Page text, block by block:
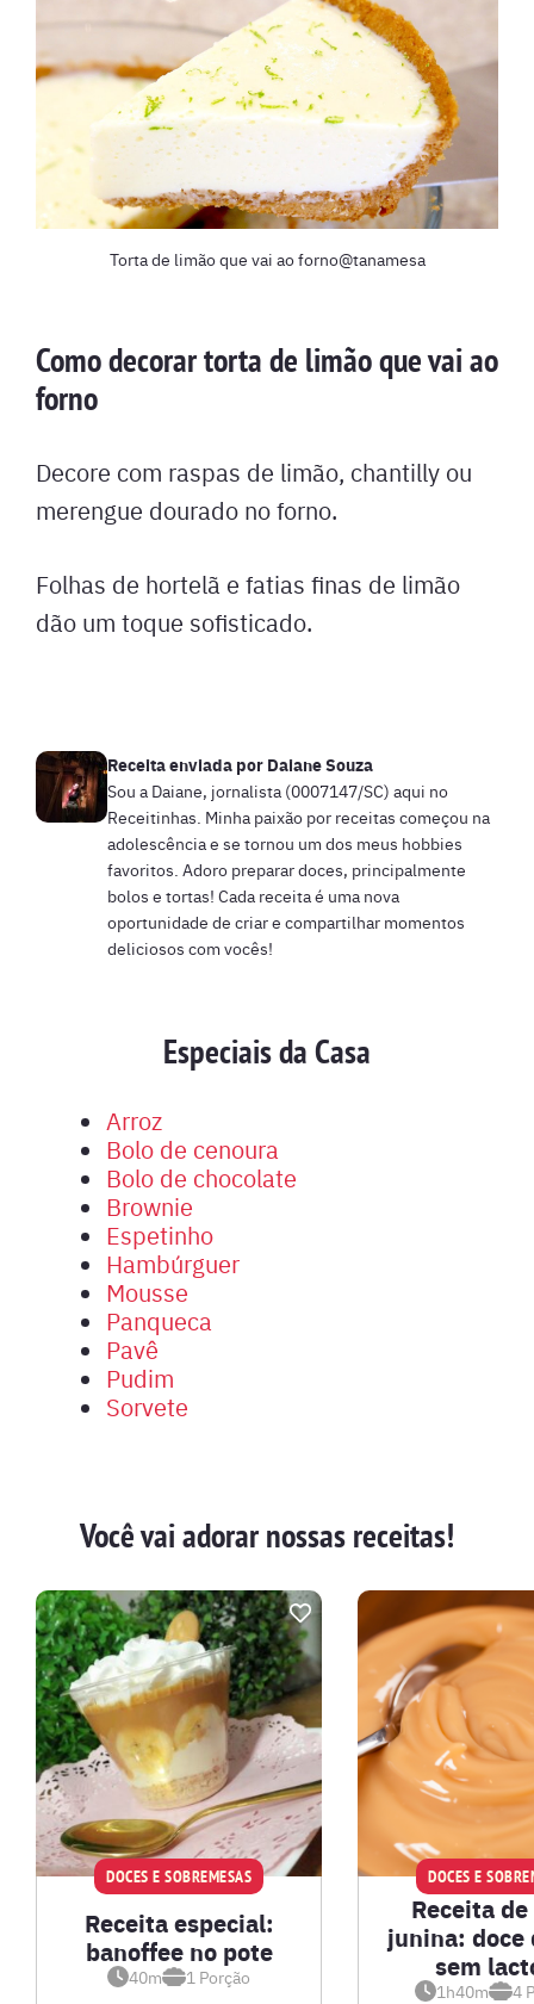
Torta de limão que vai ao forno@tanamesa
Como decorar torta de limão que vai ao
forno
Decore com raspas de limão, chantilly ou
merengue dourado no forno.
Folhas de hortelã e fatias finas de limão
dão um toque sofisticado.
Receita enviada por Daiane Souza
Sou a Daiane, jornalista (0007147/SC) aqui no
Receitinhas. Minha paixão por receitas começou na
adolescência e se tornou um dos meus hobbies
favoritos. Adoro preparar doces, principalmente
bolos e tortas! Cada receita é uma nova
oportunidade de criar e compartilhar momentos
deliciosos com vocês!
Especiais da Casa
Arroz
Bolo de cenoura
Bolo de chocolate
Brownie
Espetinho
Hambúrguer
Mousse
Panqueca
Pavê
Pudim
Sorvete
Você vai adorar nossas receitas!
DOCES E SOBREMESAS
Receita especial:
banoffee no pote
40m 1 Porção
DOCES E
Receita
junina: doce
sem
1h40m 4